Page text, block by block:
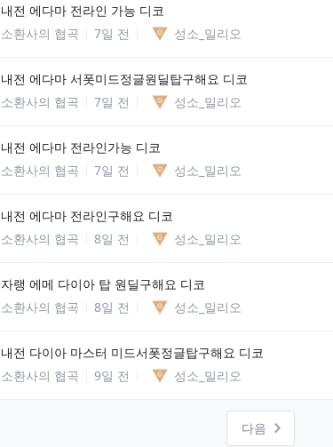
내전 에다마 전라인 가능 디코
소환사의 협곡
7일 전 성소_밀리오
내전 에다마 서폿미드정글원딜탑구해요 디코
소환사의 협곡
7일 전 성소_밀리오
내전 에다마 전라인가능 디코
소환사의 협곡
7일 전 성소_밀리오
내전 에다마 전라인구해요 디코
소환사의 협곡
8일 전 성소_밀리오
자랭 에메 다이아 탑 원딜구해요 디코
소환사의 협곡
8일 전 성소_밀리오
내전 다이아 마스터 미드서폿정글탑구해요 디코
소환사의 협곡
9일 전 성소_밀리오
다음